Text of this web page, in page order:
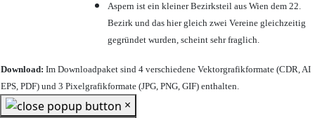
Aspern ist ein kleiner Bezirksteil aus Wien dem 22.
Bezirk und das hier gleich zwei Vereine gleichzeitig
gegründet wurden, scheint sehr fraglich.
Download: Im Downloadpaket sind 4 verschiedene Vektorgrafikformate (CDR, AI
EPS, PDF) und 3 Pixelgrafikformate (JPG, PNG, GIF) enthalten.
×